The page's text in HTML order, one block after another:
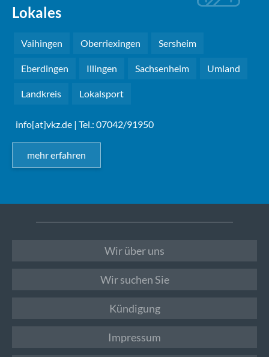
Lokales
Vaihingen Oberriexingen Sersheim
Eberdingen Illingen Sachsenheim Umland
Landkreis Lokalsport
info[at]vkz.de | Tel.: 07042/91950
mehr erfahren
Wir über uns
Wir suchen Sie
Kündigung
Impressum